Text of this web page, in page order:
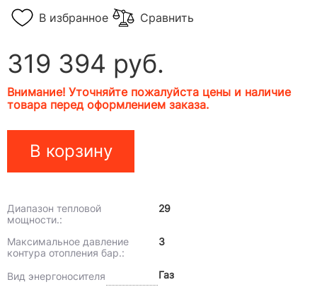
В избранное Сравнить
319 394 руб.
Внимание! Уточняйте пожалуйста цены и наличие
товара перед оформлением заказа.
В корзину
Диапазон тепловой
мощности.:
29
Максимальное давление
контура отопления бар.:
3
Вид энергоносителя Газ